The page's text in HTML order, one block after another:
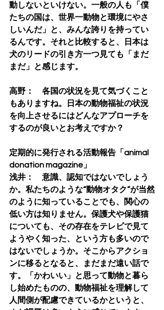
動しないといけない。一般の人も「僕
たちの国は、世界一動物と環境にやさ
しいんだ」と、みんな誇りを持ってい
るんです。それと比較すると、日本は
犬のリードの引き方一つ見ても「まだ
まだ」と感じます。
高野：　各国の状況を見て気づくこと
もありますね。日本の動物福祉の状況
を向上させるにはどんなアプローチを
するのが良いとお考えですか？
定期的に発行される活動報告「animal
donation magazine」
浅井：　意識、認知ではないでしょう
か。私たちのような“動物オタク”が当然
のように知っていることでも、関心の
低い方は知りません。保護犬や保護猫
についても、その存在をテレビで見て
ようやく知った、という方も多いので
はないでしょうか。そこからアクショ
ンに移るとなると、まだまだ遠い話で
す。「かわいい」と思って動物と暮ら
し始めたものの、動物福祉を理解して
人間側が配慮できているかというと、